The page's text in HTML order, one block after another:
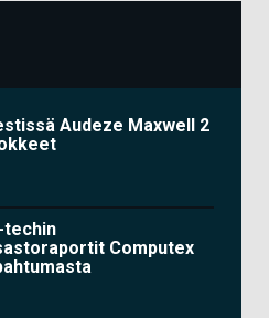
Audeze Maxwell 2
techin
Computex